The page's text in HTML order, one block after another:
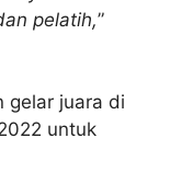
pelatih,”
gelar juara di
untuk